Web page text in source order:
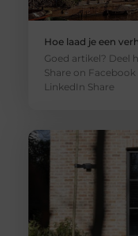
Hoe laad je een
Goed artikel? Deel
Share on
LinkedIn Share